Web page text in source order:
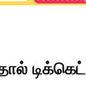
டிக்கெட்